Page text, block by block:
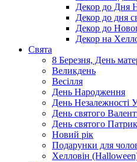
Декор до Дня
Декор до дня
Декор до
Декор на
Свята
8 Березня, День
Великдень
Весілля
День Народження
День Незалежності
День святого
День святого
Новий рік
Подарунки для
Хелловін